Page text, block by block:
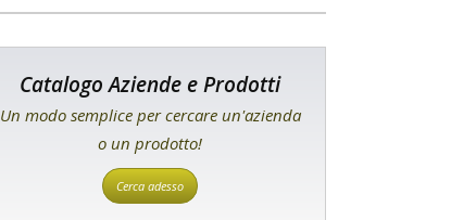
Catalogo Aziende e Prodotti
Un modo semplice per cercare un'azienda
o un prodotto!
Cerca adesso